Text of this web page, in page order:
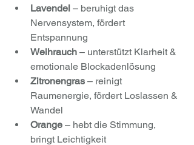
Lavendel – beruhigt das
Nervensystem, fördert
Entspannung
Weihrauch – unterstützt Klarheit &
emotionale Blockadenlösung
Zitronengras – reinigt
Raumenergie, fördert Loslassen &
Wandel
Orange – hebt die Stimmung,
bringt Leichtigkeit